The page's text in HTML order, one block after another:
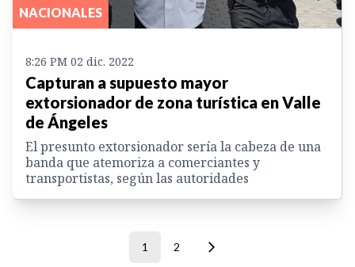
NACIONALES
8:26 PM 02 dic. 2022
Capturan a supuesto mayor
extorsionador de zona turística en Valle
de Ángeles
El presunto extorsionador sería la cabeza de una
banda que atemoriza a comerciantes y
transportistas, según las autoridades
1 2